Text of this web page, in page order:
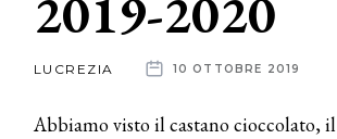
News
2019-2020
LUCREZIA 10 OTTOBRE 2019
Abbiamo visto il castano cioccolato, il